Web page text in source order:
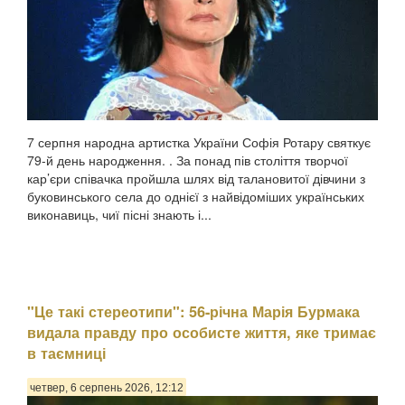
7 серпня народна артистка України Софія Ротару святкує
79-й день народження. . За понад пів століття творчої
кар’єри співачка пройшла шлях від талановитої дівчини з
буковинського села до однієї з найвідоміших українських
виконавиць, чиї пісні знають і...
"Це такі стереотипи": 56-річна Марія Бурмака
видала правду про особисте життя, яке тримає
в таємниці
четвер, 6 серпень 2026, 12:12